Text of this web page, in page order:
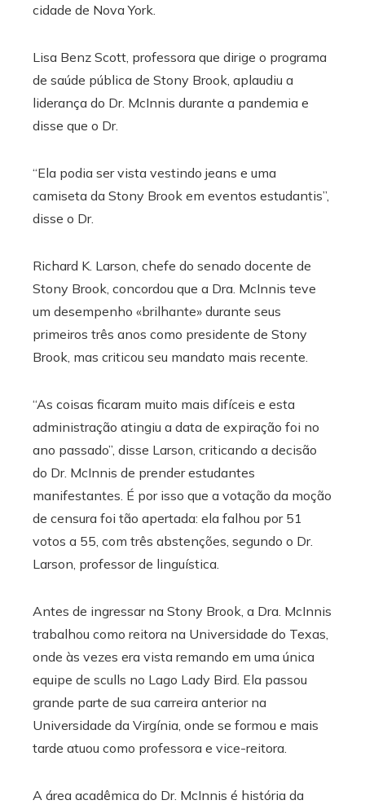
cidade de Nova York.
Lisa Benz Scott, professora que dirige o programa
de saúde pública de Stony Brook, aplaudiu a
liderança do Dr. McInnis durante a pandemia e
disse que o Dr.
“Ela podia ser vista vestindo jeans e uma
camiseta da Stony Brook em eventos estudantis”,
disse o Dr.
Richard K. Larson, chefe do senado docente de
Stony Brook, concordou que a Dra. McInnis teve
um desempenho «brilhante» durante seus
primeiros três anos como presidente de Stony
Brook, mas criticou seu mandato mais recente.
“As coisas ficaram muito mais difíceis e esta
administração atingiu a data de expiração foi no
ano passado”, disse Larson, criticando a decisão
do Dr. McInnis de prender estudantes
manifestantes. É por isso que a votação da moção
de censura foi tão apertada: ela falhou por 51
votos a 55, com três abstenções, segundo o Dr.
Larson, professor de linguística.
Antes de ingressar na Stony Brook, a Dra. McInnis
trabalhou como reitora na Universidade do Texas,
onde às vezes era vista remando em uma única
equipe de sculls no Lago Lady Bird. Ela passou
grande parte de sua carreira anterior na
Universidade da Virgínia, onde se formou e mais
tarde atuou como professora e vice-reitora.
A área acadêmica do Dr. McInnis é história da